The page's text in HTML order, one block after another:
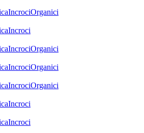
IncrociOrganici
Incroci
IncrociOrganici
IncrociOrganici
IncrociOrganici
Incroci
Incroci